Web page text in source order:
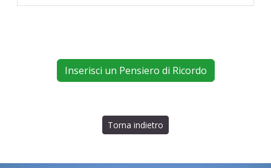
Inserisci un Pensiero di Ricordo
Torna indietro